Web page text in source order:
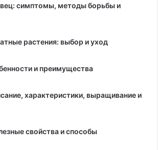
симптомы, методы борьбы и
растения: выбор и уход
и преимущества
характеристики, выращивание и
свойства и способы